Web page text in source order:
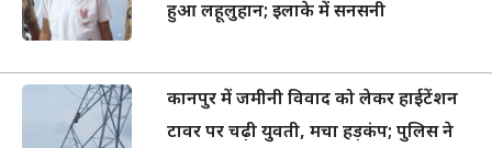
हुआ लहूलुहान; इलाके में सनसनी
कानपुर में जमीनी विवाद को लेकर हाईटेंशन
टावर पर चढ़ी युवती, मचा हड़कंप; पुलिस ने